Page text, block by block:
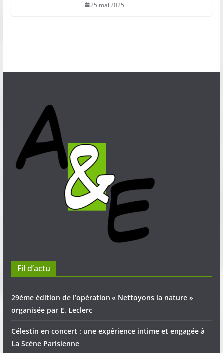
25 mai 2025
Fil d’actu
29ème édition de l’opération « Nettoyons la nature »
organisée par E. Leclerc
Célestin en concert : une expérience intime et engagée à
La Scène Parisienne